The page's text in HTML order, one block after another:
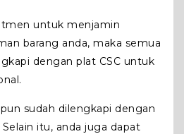
untuk menjamin
barang anda, maka semua
dengan plat CSC untuk
sudah dilengkapi dengan
itu, anda juga dapat